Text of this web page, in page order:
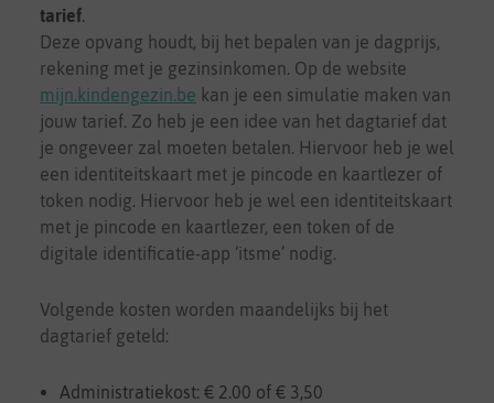
tarief
Deze opvang houdt, bij het bepalen van je dagprijs,
rekening met je gezinsinkomen. Op de website
mijn.kindengezin.be kan je een simulatie maken van
jouw tarief. Zo heb je een idee van het dagtarief dat
je ongeveer zal moeten betalen. Hiervoor heb je wel
een identiteitskaart met je pincode en kaartlezer of
token nodig. Hiervoor heb je wel een identiteitskaart
met je pincode en kaartlezer, een token of de
digitale identificatie-app ‘itsme’ nodig.
Volgende kosten worden maandelijks bij het
dagtarief geteld:
Administratiekost: € 2.00 of € 3,50